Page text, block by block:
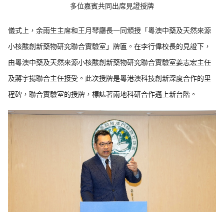
多位嘉賓共同出席見證授牌
儀式上，余雨生主席和王月琴廳長一同頒授「粵澳中藥及天然來源
小核酸創新藥物研究聯合實驗室」牌匾。在李行偉校長的見證下，
由粵澳中藥及天然來源小核酸創新藥物研究聯合實驗室姜志宏主任
及蔣宇揚聯合主任接受。此次授牌是粵港澳科技創新深度合作的里
程碑，聯合實驗室的授牌，標誌著兩地科研合作邁上新台階。